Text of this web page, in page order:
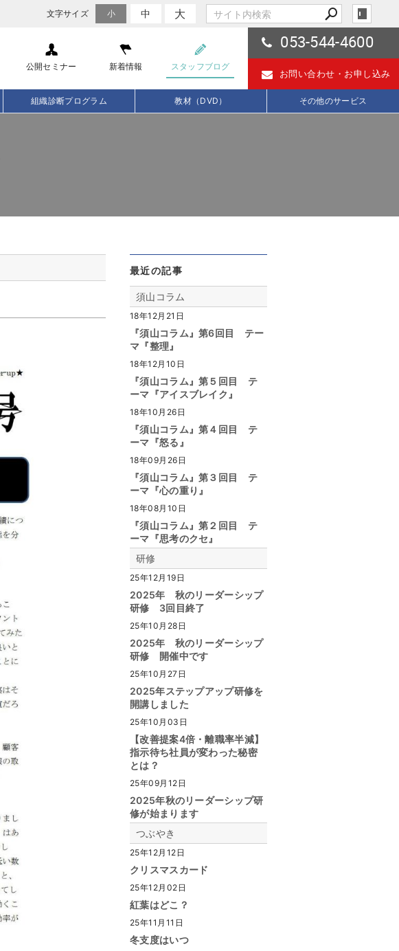
文字サイズ 小 中 大
公開セミナー 新着情報 スタッフブログ
053-544-4600
お問い合わせ・ お申し込み
組織診断プログラム 教材（DVD） その他のサービス
最近の記事
須山コラム
18年12月21日
『須山コラム』第6回目 テー
マ『整理』
18年12月10日
『須山コラム』第５回目 テ
ーマ『アイスブレイク』
18年10月26日
『須山コラム』第４回目 テ
ーマ『怒る』
18年09月26日
『須山コラム』第３回目 テ
ーマ『心の重り』
18年08月10日
『須山コラム』第２回目 テ
ーマ『思考のクセ』
研修
25年12月19日
2025年 秋のリーダーシップ
研修 3回目終了
25年10月28日
2025年 秋のリーダーシップ
研修 開催中です
25年10月27日
2025年ステップアップ研修を
開講しました
25年10月03日
【改善提案4倍・離職率半減】
指示待ち社員が変わった秘密
とは？
25年09月12日
2025年秋のリーダーシップ研
修が始まります
つぶやき
25年12月12日
クリスマスカード
25年12月02日
紅葉はどこ？
25年11月11日
冬支度はいつ